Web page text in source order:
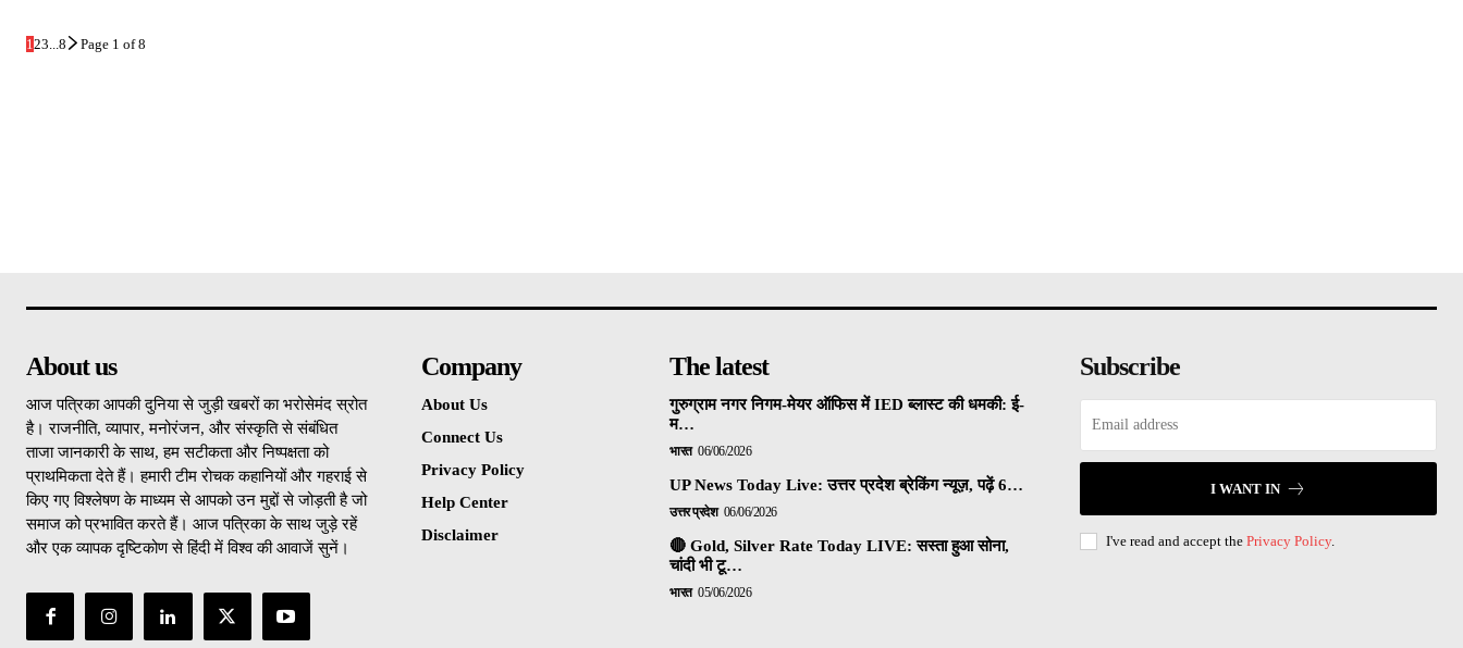
1 23 8 Page 1 of 8
About us
आज पत्रिका आपकी दुनिया से जुड़ी खबरों का भरोसेमंद स्रोत
है। राजनीति, व्यापार, मनोरंजन, और संस्कृति से संबंधित
ताजा जानकारी के साथ, हम सटीकता और निष्पक्षता को
प्राथमिकता देते हैं। हमारी टीम रोचक कहानियों और गहराई से
किए गए विश्लेषण के माध्यम से आपको उन मुद्दों से जोड़ती है जो
समाज को प्रभावित करते हैं। आज पत्रिका के साथ जुड़े रहें
और एक व्यापक दृष्टिकोण से हिंदी में विश्व की आवाजें सुनें।
Company
About Us
Connect Us
Privacy Policy
Help Center
Disclaimer
The latest
गुरुग्राम नगर निगम-मेयर ऑफिस में IED ब्लास्ट की धमकी: ई-
म…
भारत 06/06/2026
UP News Today Live: उत्तर प्रदेश ब्रेकिंग न्यूज़, पढ़ें 6…
उत्तर प्रदेश 06/06/2026
🔴 Gold, Silver Rate Today LIVE: सस्ता हुआ सोना,
चांदी भी टू…
भारत 05/06/2026
Subscribe
I WANT IN
I've read and accept the Privacy Policy.